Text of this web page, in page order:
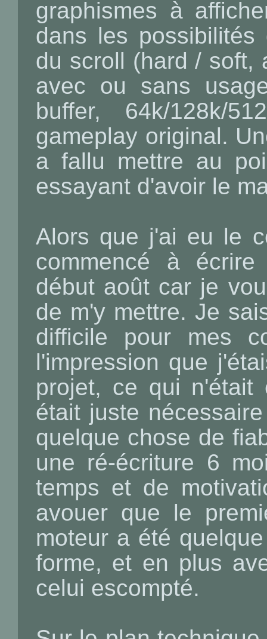
graphismes à
dans les
du scroll (hard / soft,
avec ou sans
buffer, 64k/128k/
gameplay original.
a fallu mettre au
essayant d'avoir le
Alors que j'ai eu le
commencé à
début août car je
de m'y mettre. Je
difficile pour mes
l'impression que
projet, ce qui n'était
était juste
quelque chose de
une ré-écriture 6
temps et de
avouer que le
moteur a été
forme, et en plus
celui escompté.